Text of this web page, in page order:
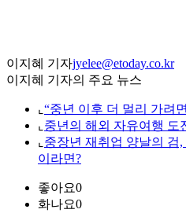
이지혜 기자jyelee@etoday.co.kr
이지혜 기자의 주요 뉴스
⌞ “중년 이후 더 멀리 가려
⌞ 중년의 해외 자유여행 도
⌞ 중장년 재취업 양날의 검
이라면?
좋아요0
화나요0